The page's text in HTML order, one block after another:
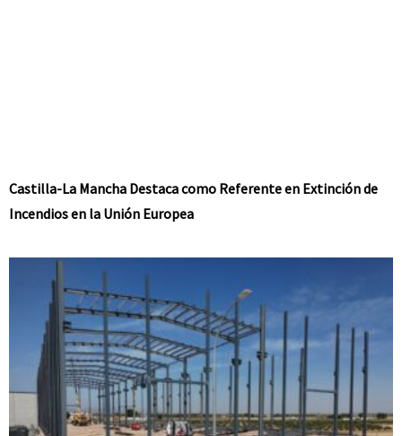
Castilla-La Mancha Destaca como Referente en Extinción de
Incendios en la Unión Europea